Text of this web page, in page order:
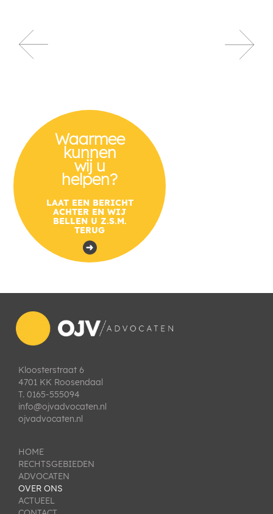
Waarmee
kunnen
wij u
helpen?
LAAT EEN BERICHT
ACHTER EN WIJ
BELLEN U Z.S.M.
TERUG
Kloosterstraat 6
4701 KK Roosendaal
T. 0165-555094
info@ojvadvocaten.nl
ojvadvocaten.nl
HOME
RECHTSGEBIEDEN
ADVOCATEN
OVER ONS
ACTUEEL